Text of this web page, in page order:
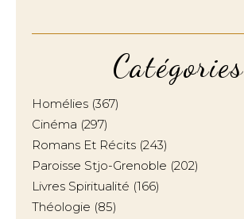
Catégories
Homélies (367)
Cinéma (297)
Romans Et Récits (243)
Paroisse Stjo-Grenoble (202)
Livres Spiritualité (166)
Théologie (85)